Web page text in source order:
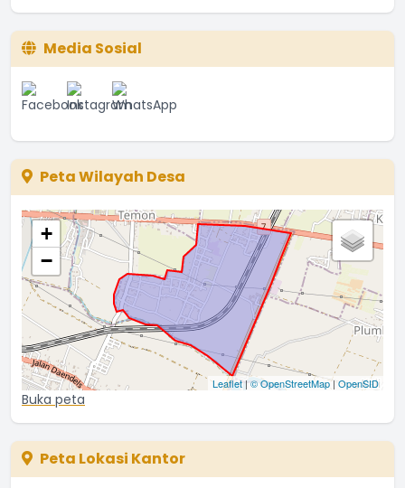
Media Sosial
Peta Wilayah Desa
+
−
Leaflet|© OpenStreetMap|OpenSID
Buka peta
Peta Lokasi Kantor